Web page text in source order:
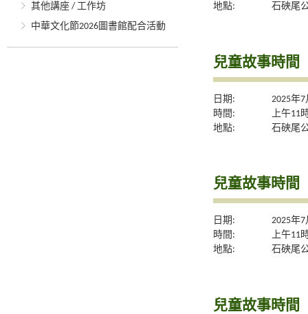
其他講座 / 工作坊
中華文化節2026圖書館配合活動
地點:
石硤尾
兒童故事時間
日期:
2025年
時間:
上午11
地點:
石硤尾
兒童故事時間
日期:
2025年
時間:
上午11
地點:
石硤尾
兒童故事時間